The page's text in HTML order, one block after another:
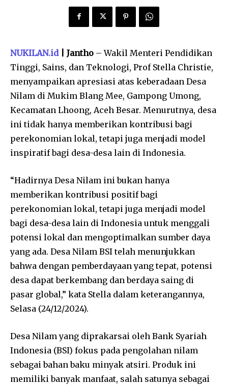
NUKILAN.id| Jantho – Wakil Menteri Pendidikan
Tinggi, Sains, dan Teknologi, Prof Stella Christie,
menyampaikan apresiasi atas keberadaan Desa
Nilam di Mukim Blang Mee, Gampong Umong,
Kecamatan Lhoong, Aceh Besar. Menurutnya, desa
ini tidak hanya memberikan kontribusi bagi
perekonomian lokal, tetapi juga menjadi model
inspiratif bagi desa-desa lain di Indonesia.
“Hadirnya Desa Nilam ini bukan hanya
memberikan kontribusi positif bagi
perekonomian lokal, tetapi juga menjadi model
bagi desa-desa lain di Indonesia untuk menggali
potensi lokal dan mengoptimalkan sumber daya
yang ada. Desa Nilam BSI telah menunjukkan
bahwa dengan pemberdayaan yang tepat, potensi
desa dapat berkembang dan berdaya saing di
pasar global,” kata Stella dalam keterangannya,
Selasa (24/12/2024).
Desa Nilam yang diprakarsai oleh Bank Syariah
Indonesia (BSI) fokus pada pengolahan nilam
sebagai bahan baku minyak atsiri. Produk ini
memiliki banyak manfaat, salah satunya sebagai